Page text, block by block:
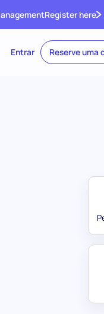
Register here
Entrar Reserve uma